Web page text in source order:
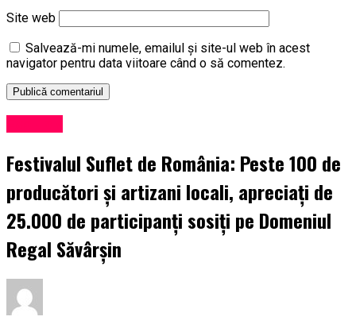
Site web
Salvează-mi numele, emailul și site-ul web în acest
navigator pentru data viitoare când o să comentez.
Festivalul Suflet de România: Peste 100 de
producători și artizani locali, apreciați de
25.000 de participanți sosiți pe Domeniul
Regal Săvârșin